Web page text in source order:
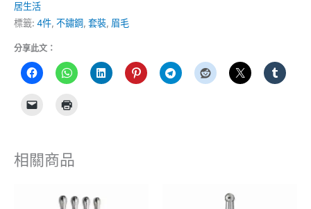
居生活
標籤: 4件, 不鏽鋼, 套裝, 眉毛
分享此文：
相關商品